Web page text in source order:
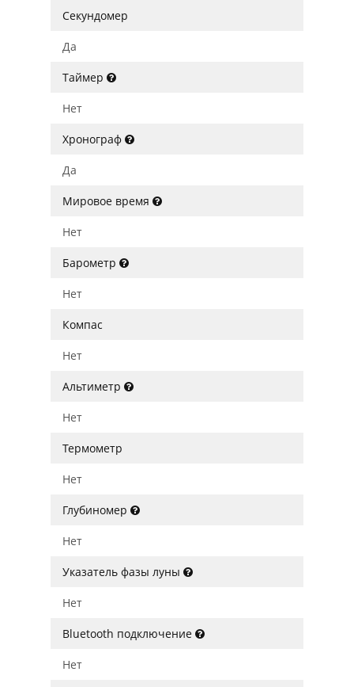
Секундомер
Да
Таймер
Нет
Хронограф
Да
Мировое время
Нет
Барометр
Нет
Компас
Нет
Альтиметр
Нет
Термометр
Нет
Глубиномер
Нет
Указатель фазы луны
Нет
Bluetooth подключение
Нет